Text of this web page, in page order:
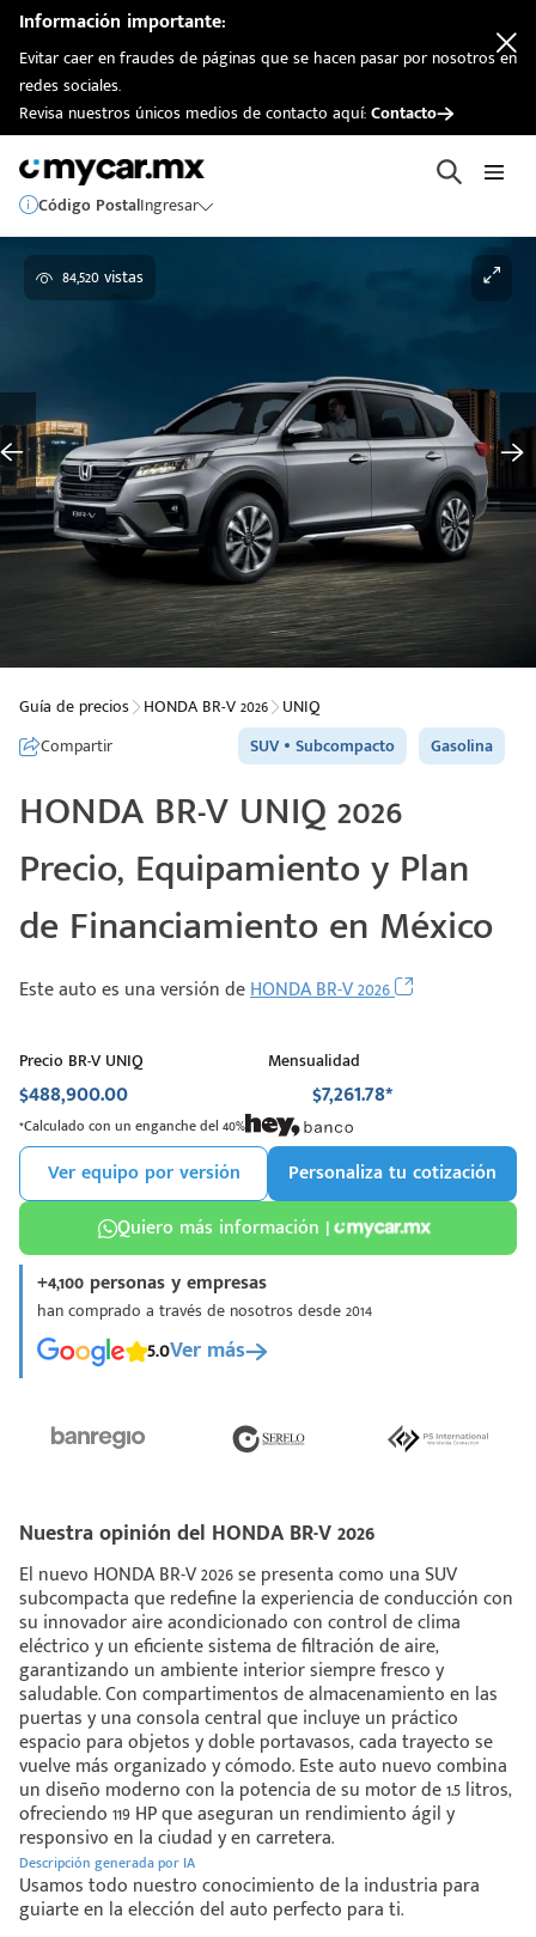
Información importante:
Evitar caer en fraudes de páginas que se hacen pasar por nosotros en
redes sociales.
Revisa nuestros únicos medios de contacto aquí:Contacto
Código PostalIngresar
84,520 vistas
Guía de precios HONDA BR-V 2026 UNIQ
Compartir
SUV Subcompacto Gasolina
HONDA BR-V UNIQ 2026
Precio, Equipamiento y Plan
de Financiamiento en México
Este auto es una versión deHONDA BR-V 2026
Nuestra opinión del HONDA BR-V 2026
El nuevo HONDA BR-V 2026 se presenta como una SUV
subcompacta que redefine la experiencia de conducción con
su innovador aire acondicionado con control de clima
eléctrico y un eficiente sistema de filtración de aire,
garantizando un ambiente interior siempre fresco y
saludable. Con compartimentos de almacenamiento en las
puertas y una consola central que incluye un práctico
espacio para objetos y doble portavasos, cada trayecto se
vuelve más organizado y cómodo. Este auto nuevo combina
un diseño moderno con la potencia de su motor de 1.5 litros,
ofreciendo 119 HP que aseguran un rendimiento ágil y
responsivo en la ciudad y en carretera.
Descripción generada por IA
Usamos todo nuestro conocimiento de la industria para
guiarte en la elección del auto perfecto para ti.
Precio BR-V UNIQ
$488,900.00
Mensualidad
$7,261.78*
*Calculado con un enganche del 40%
Ver equipo por versión
Personaliza tu cotización
Quiero más información |
+4,100 personas y empresas
han comprado a través de nosotros desde 2014
5.0Ver más